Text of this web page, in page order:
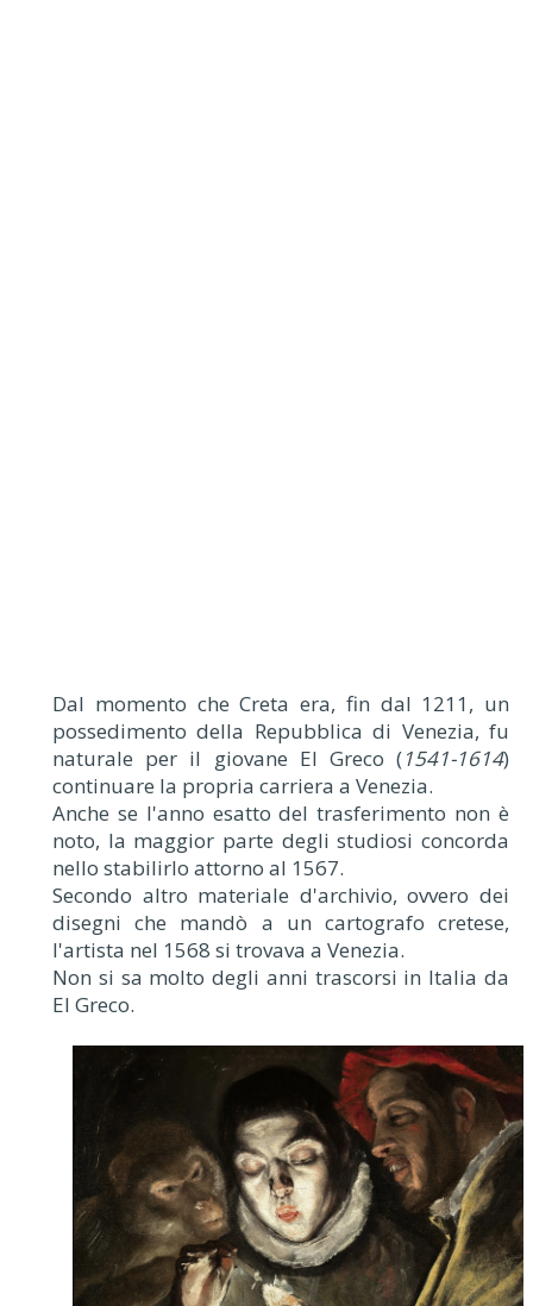
Dal momento che Creta era, fin dal 1211, un
possedimento della Repubblica di Venezia, fu
naturale per il giovane El Greco (1541-1614)
continuare la propria carriera a Venezia.
Anche se l'anno esatto del trasferimento non è
noto, la maggior parte degli studiosi concorda
nello stabilirlo attorno al 1567.
Secondo altro materiale d'archivio, ovvero dei
disegni che mandò a un cartografo cretese,
l'artista nel 1568 si trovava a Venezia.
Non si sa molto degli anni trascorsi in Italia da
El Greco.